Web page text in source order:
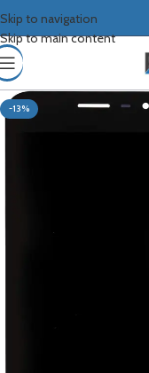
Skip to navigation
Skip to main content
-13%